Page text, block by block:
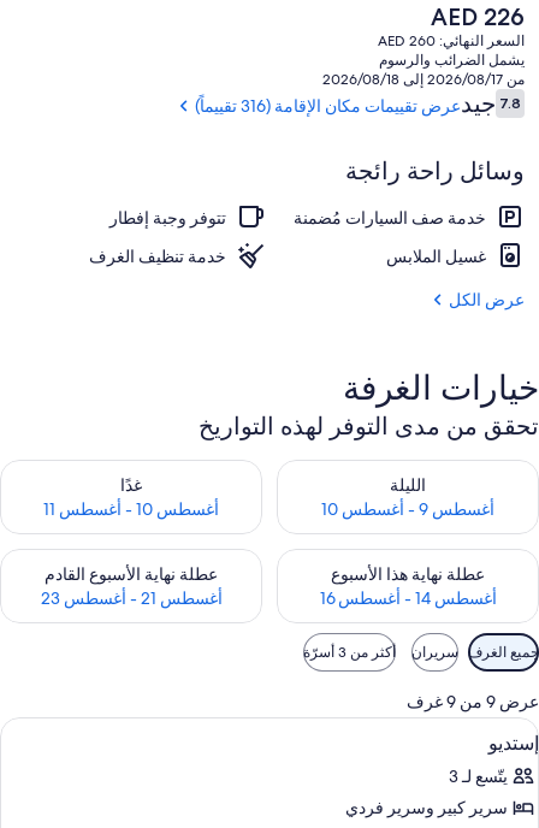
واي فاي وملاءات أسرّة
السعر
الحالي
هو
AED
226
AED 226
السعر النهائي: AED 260
يشمل الضرائب والرسوم
من 2026/08/17 إلى 2026/08/18
التقييمات
7.87.8 من 10جيدعرض تقييمات مكان الإقامة (316 تقييماً)
وسائل راحة رائجة
خدمة صف السيارات مُضمنة
تتوفر وجبة إفطار
غسيل الملابس
خدمة تنظيف الغرف
عرض الكل
خيارات الغرفة
تحقق من مدى التوفر لهذه التواريخ
الليلة
أغسطس 9 - أغسطس 10
تحقق من مدى التوفر لليلة للفترة أغسطس 9 - أغسطس 10
غدًا
أغسطس 10 - أغسطس 11
تحقق من مدى التوفر لغد للفترة أغسطس
عطلة نهاية هذا الأسبوع
أغسطس 14 - أغسطس 16
تحقق من مدى التوفر لعطلة نهاية هذا الأسبوع للفترة أغسطس 14 - أغسطس 16
عطلة نهاية الأسبوع القادم
أغسطس 21 - أغسطس 23
تحقق من مدى التوفر لعطلة نهاية
عوامل
التصفية
المتاحة
للغرف
جميع الغرف سريران أكثر من 3 أسرّة
عرض 9 من 9 غرف
استعراض
جميع
صور
إستديو
5
إستديو
يتّسع لـ 3
سرير كبير‫‬ وسرير فردي